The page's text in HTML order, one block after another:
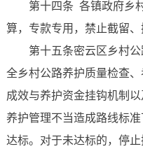
第十四条 各镇政府乡
算，专款专用，禁止截留、
第十五条密云区乡村
全乡村公路养护质量检查
成效与养护资金挂钩机制
养护管理不当造成路线标
达标。对于未达标的，停